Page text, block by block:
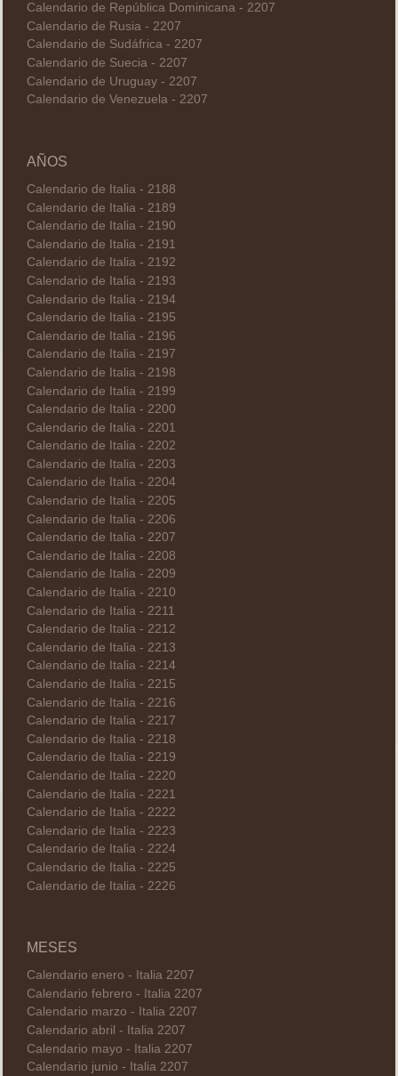
Calendario de República Dominicana - 2207
Calendario de Rusia - 2207
Calendario de Sudáfrica - 2207
Calendario de Suecia - 2207
Calendario de Uruguay - 2207
Calendario de Venezuela - 2207
AÑOS
Calendario de Italia - 2188
Calendario de Italia - 2189
Calendario de Italia - 2190
Calendario de Italia - 2191
Calendario de Italia - 2192
Calendario de Italia - 2193
Calendario de Italia - 2194
Calendario de Italia - 2195
Calendario de Italia - 2196
Calendario de Italia - 2197
Calendario de Italia - 2198
Calendario de Italia - 2199
Calendario de Italia - 2200
Calendario de Italia - 2201
Calendario de Italia - 2202
Calendario de Italia - 2203
Calendario de Italia - 2204
Calendario de Italia - 2205
Calendario de Italia - 2206
Calendario de Italia - 2207
Calendario de Italia - 2208
Calendario de Italia - 2209
Calendario de Italia - 2210
Calendario de Italia - 2211
Calendario de Italia - 2212
Calendario de Italia - 2213
Calendario de Italia - 2214
Calendario de Italia - 2215
Calendario de Italia - 2216
Calendario de Italia - 2217
Calendario de Italia - 2218
Calendario de Italia - 2219
Calendario de Italia - 2220
Calendario de Italia - 2221
Calendario de Italia - 2222
Calendario de Italia - 2223
Calendario de Italia - 2224
Calendario de Italia - 2225
Calendario de Italia - 2226
MESES
Calendario enero - Italia 2207
Calendario febrero - Italia 2207
Calendario marzo - Italia 2207
Calendario abril - Italia 2207
Calendario mayo - Italia 2207
Calendario junio - Italia 2207